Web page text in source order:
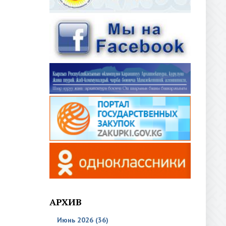
АРХИВ
Июнь 2026 (36)